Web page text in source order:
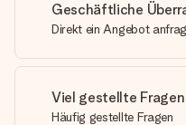
Geschäftliche
Direkt ein Angebot
Viel gestellte Fragen
Häufig gestellte Fragen